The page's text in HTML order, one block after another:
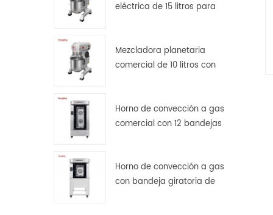
eléctrica de 15 litros para
Mezcladora planetaria
comercial de 10 litros con
Horno de convección a gas
comercial con 12 bandejas
Horno de convección a gas
con bandeja giratoria de